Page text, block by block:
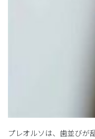
プレオルソは、歯並びが